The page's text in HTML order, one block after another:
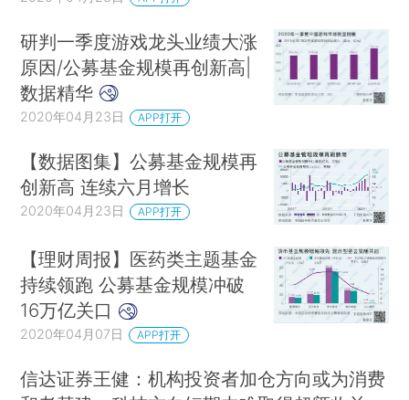
研判一季度游戏龙头业绩大涨
原因/公募基金规模再创新高|
数据精华
2020年04月23日 APP打开
【数据图集】公募基金规模再
创新高 连续六月增长
2020年04月23日 APP打开
【理财周报】医药类主题基金
持续领跑 公募基金规模冲破
16万亿关口
2020年04月07日 APP打开
信达证券王健：机构投资者加仓方向或为消费